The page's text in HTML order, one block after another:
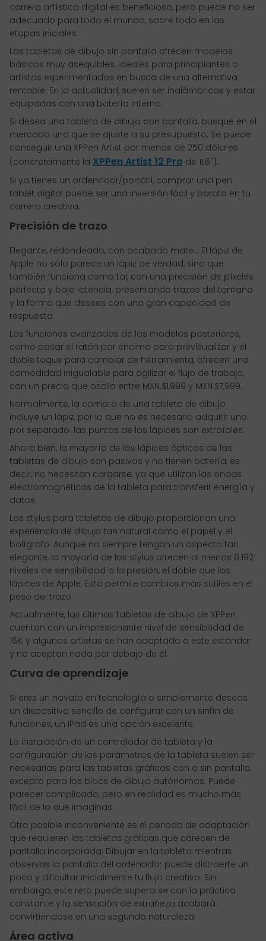
carrera artística digital es beneficioso, pero puede no ser
adecuado para todo el mundo, sobre todo en las
etapas iniciales.
Las tabletas de dibujo sin pantalla ofrecen modelos
básicos muy asequibles, ideales para principiantes o
artistas experimentados en busca de una alternativa
rentable. En la actualidad, suelen ser inalámbricas y estar
equipadas con una batería interna.
Si desea una tableta de dibujo con pantalla, busque en el
mercado una que se ajuste a su presupuesto. Se puede
conseguir una XPPen Artist por menos de 250 dólares
(concretamente la XPPen Artist 12 Pro de 11,6")..
Si ya tienes un ordenador/portátil, comprar una pen
tablet digital puede ser una inversión fácil y barata en tu
carrera creativa.
Precisión de trazo
Elegante, redondeado, con acabado mate... El lápiz de
Apple no sólo parece un lápiz de verdad, sino que
también funciona como tal, con una precisión de píxeles
perfecta y baja latencia, presentando trazos del tamaño
y la forma que desees con una gran capacidad de
respuesta.
Las funciones avanzadas de los modelos posteriores,
como pasar el ratón por encima para previsualizar y el
doble toque para cambiar de herramienta, ofrecen una
comodidad inigualable para agilizar el flujo de trabajo,
con un precio que oscila entre MXN.$1,999 y MXN.$7,999.
Normalmente, la compra de una tableta de dibujo
incluye un lápiz, por lo que no es necesario adquirir uno
por separado. las puntas de los lápices son extraíbles.
Ahora bien, la mayoría de los lápices ópticos de las
tabletas de dibujo son pasivos y no tienen batería, es
decir, no necesitan cargarse, ya que utilizan las ondas
electromagnéticas de la tableta para transferir energía y
datos.
Los stylus para tabletas de dibujo proporcionan una
experiencia de dibujo tan natural como el papel y el
bolígrafo. Aunque no siempre tengan un aspecto tan
elegante, la mayoría de los stylus ofrecen al menos 8.192
niveles de sensibilidad a la presión, el doble que los
lápices de Apple. Esto permite cambios más sutiles en el
peso del trazo.
Actualmente, las últimas tabletas de dibujo de XPPen
cuentan con un impresionante nivel de sensibilidad de
16K, y algunos artistas se han adaptado a este estándar
y no aceptan nada por debajo de él.
Curva de aprendizaje
Si eres un novato en tecnología o simplemente deseas
un dispositivo sencillo de configurar con un sinfín de
funciones, un iPad es una opción excelente.
La instalación de un controlador de tableta y la
configuración de los parámetros de la tableta suelen ser
necesarias para las tabletas gráficas con o sin pantalla,
excepto para los blocs de dibujo autónomos. Puede
parecer complicado, pero en realidad es mucho más
fácil de lo que imaginas.
Otro posible inconveniente es el periodo de adaptación
que requieren las tabletas gráficas que carecen de
pantalla incorporada. Dibujar en la tableta mientras
observas la pantalla del ordenador puede distraerte un
poco y dificultar inicialmente tu flujo creativo. Sin
embargo, este reto puede superarse con la práctica
constante y la sensación de extrañeza acabará
convirtiéndose en una segunda naturaleza.
Área activa